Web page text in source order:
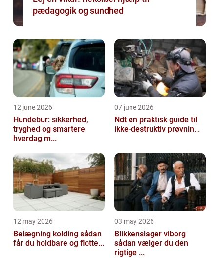
pædagogik og sundhed
12 june 2026
Hundebur: sikkerhed,
tryghed og smartere
hverdag m...
07 june 2026
Ndt en praktisk guide til
ikke-destruktiv prøvnin...
12 may 2026
Belægning kolding sådan
får du holdbare og flotte...
03 may 2026
Blikkenslager viborg
sådan vælger du den
rigtige ...